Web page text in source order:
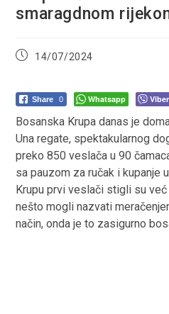
smaragdnom
Post14/07/2024
Share 0 Whatsapp Viber
Bosanska Krupa danas je
Una regate, spektakularnog
preko 850 veslača u 90
sa pauzom za ručak i kupanje
Krupu prvi veslači stigli su
nešto mogli nazvati
način, onda je to zasigurno